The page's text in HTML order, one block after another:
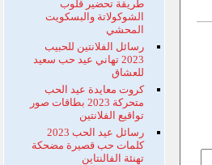
طريقة تحضير قلوب
الشوكولاتة والبسكويت
المحشي
رسائل الفلانتين للحبيب
2023 تهاني عيد حب سعيد
للعشاق
كروت معايدة عيد الحب
متحركة 2023 بطاقات صور
تواقيع الفلانتين
رسائل عيد الحب 2023
كلمات حب قصيرة مضحكة
تهنئة الفالنتاين